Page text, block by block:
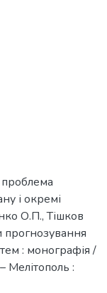
проблема
і окремі
О.П., Тішков
прогнозування
: монографія /
Мелітополь :